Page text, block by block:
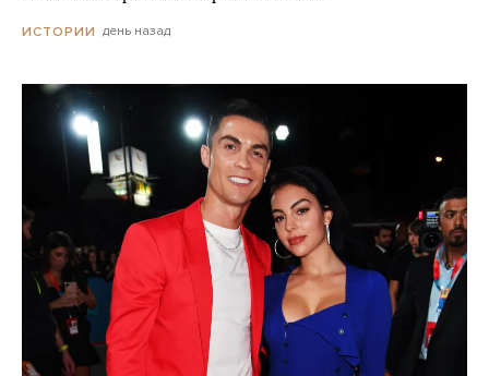
ИСТОРИИ день назад